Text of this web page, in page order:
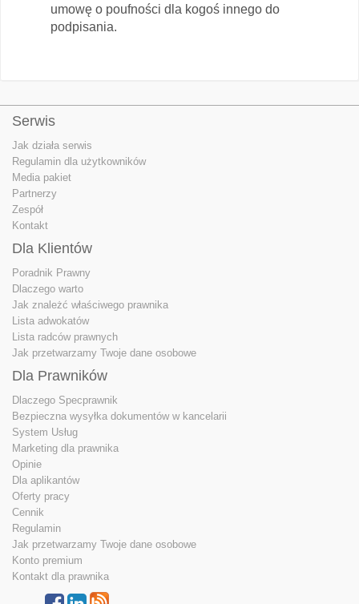
umowę o poufności dla kogoś innego do
podpisania.
Serwis
Jak działa serwis
Regulamin dla użytkowników
Media pakiet
Partnerzy
Zespół
Kontakt
Dla Klientów
Poradnik Prawny
Dlaczego warto
Jak znależć właściwego prawnika
Lista adwokatów
Lista radców prawnych
Jak przetwarzamy Twoje dane osobowe
Dla Prawników
Dlaczego Specprawnik
Bezpieczna wysyłka dokumentów w kancelarii
System Usług
Marketing dla prawnika
Opinie
Dla aplikantów
Oferty pracy
Cennik
Regulamin
Jak przetwarzamy Twoje dane osobowe
Konto premium
Kontakt dla prawnika